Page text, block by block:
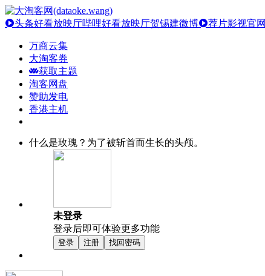
头条好看放映厅哔哩好看放映厅贺锡建微博 荐片影视官网
万商云集
大淘客券
获取主题
淘客网盘
赞助发电
香港主机
什么是玫瑰？为了被斩首而生长的头颅。
未登录
登录后即可体验更多功能
登录 注册 找回密码